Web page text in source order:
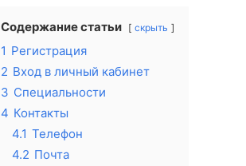
Содержание статьи скрыть
1 Регистрация
2 Вход в личный кабинет
3 Специальности
4 Контакты
4.1 Телефон
4.2 Почта